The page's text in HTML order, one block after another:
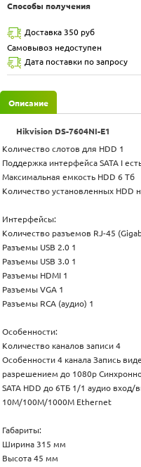
Способы получения
Доставка 350 руб
Самовывоз недоступен
Дата поставки по запросу
Описание
Hikvision DS-7604NI-E1
Количество слотов для HDD 1
Поддержка интерфейса SATA I
Максимальная емкость HDD 6 Тб
Количество установленных HDD
Интерфейсы:
Количество разъемов RJ-45
Разъемы USB 2.0 1
Разъемы USB 3.0 1
Разъемы HDMI 1
Разъемы VGA 1
Разъемы RCA (аудио) 1
Особенности:
Количество каналов записи 4
Особенности 4 канала Запись
разрешением до 1080р
SATA HDD до 6ТБ 1/1 аудио
10M/100M/1000M Ethernet
Габариты:
Ширина 315 мм
Высота 45 мм